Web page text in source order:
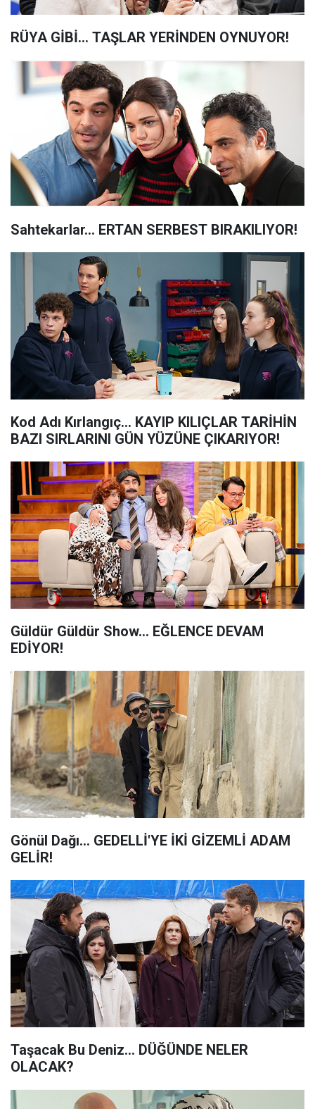
RÜYA GİBİ... TAŞLAR YERİNDEN OYNUYOR!
Sahtekarlar... ERTAN SERBEST BIRAKILIYOR!
Kod Adı Kırlangıç... KAYIP KILIÇLAR TARİHİN
BAZI SIRLARINI GÜN YÜZÜNE ÇIKARIYOR!
Güldür Güldür Show... EĞLENCE DEVAM
EDİYOR!
Gönül Dağı... GEDELLİ'YE İKİ GİZEMLİ ADAM
GELİR!
Taşacak Bu Deniz... DÜĞÜNDE NELER
OLACAK?